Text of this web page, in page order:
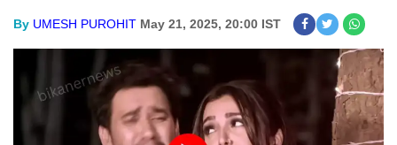
By UMESH PUROHIT May 21, 2025, 20:00 IST